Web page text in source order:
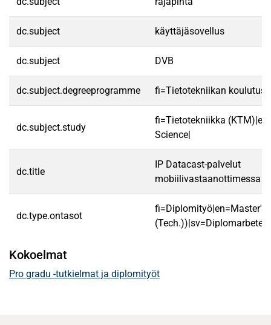
dc.subject käyttäjäsovellus
dc.subject DVB
dc.subject.degreeprogramme fi=Tietotekniikan
dc.subject.study
fi=Tietotekniikka
Science|
dc.title
IP Datacast-palvelut
mobiilivastaanottimessa
dc.type.ontasot
fi=Diplomityö|en=Master's
(Tech.))|sv=Diplomarbete|
Kokoelmat
Pro gradu -tutkielmat ja diplomityöt